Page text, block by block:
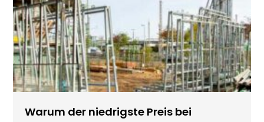
Warum der niedrigste Preis bei